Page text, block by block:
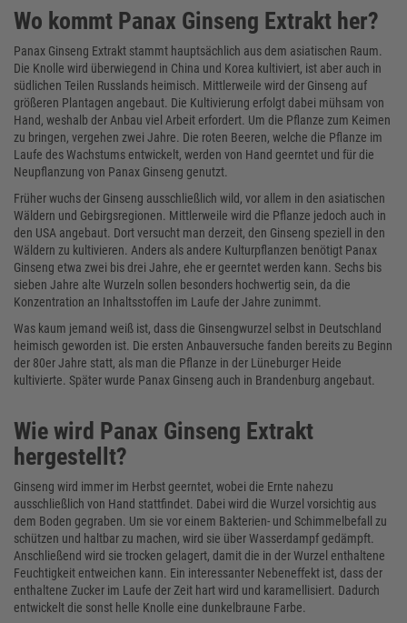
Wo kommt Panax Ginseng Extrakt her?
Panax Ginseng Extrakt stammt hauptsächlich aus dem asiatischen Raum.
Die Knolle wird überwiegend in China und Korea kultiviert, ist aber auch in
südlichen Teilen Russlands heimisch. Mittlerweile wird der Ginseng auf
größeren Plantagen angebaut. Die Kultivierung erfolgt dabei mühsam von
Hand, weshalb der Anbau viel Arbeit erfordert. Um die Pflanze zum Keimen
zu bringen, vergehen zwei Jahre. Die roten Beeren, welche die Pflanze im
Laufe des Wachstums entwickelt, werden von Hand geerntet und für die
Neupflanzung von Panax Ginseng genutzt.
Früher wuchs der Ginseng ausschließlich wild, vor allem in den asiatischen
Wäldern und Gebirgsregionen. Mittlerweile wird die Pflanze jedoch auch in
den USA angebaut. Dort versucht man derzeit, den Ginseng speziell in den
Wäldern zu kultivieren. Anders als andere Kulturpflanzen benötigt Panax
Ginseng etwa zwei bis drei Jahre, ehe er geerntet werden kann. Sechs bis
sieben Jahre alte Wurzeln sollen besonders hochwertig sein, da die
Konzentration an Inhaltsstoffen im Laufe der Jahre zunimmt.
Was kaum jemand weiß ist, dass die Ginsengwurzel selbst in Deutschland
heimisch geworden ist. Die ersten Anbauversuche fanden bereits zu Beginn
der 80er Jahre statt, als man die Pflanze in der Lüneburger Heide
kultivierte. Später wurde Panax Ginseng auch in Brandenburg angebaut.
Wie wird Panax Ginseng Extrakt
hergestellt?
Ginseng wird immer im Herbst geerntet, wobei die Ernte nahezu
ausschließlich von Hand stattfindet. Dabei wird die Wurzel vorsichtig aus
dem Boden gegraben. Um sie vor einem Bakterien- und Schimmelbefall zu
schützen und haltbar zu machen, wird sie über Wasserdampf gedämpft.
Anschließend wird sie trocken gelagert, damit die in der Wurzel enthaltene
Feuchtigkeit entweichen kann. Ein interessanter Nebeneffekt ist, dass der
enthaltene Zucker im Laufe der Zeit hart wird und karamellisiert. Dadurch
entwickelt die sonst helle Knolle eine dunkelbraune Farbe.